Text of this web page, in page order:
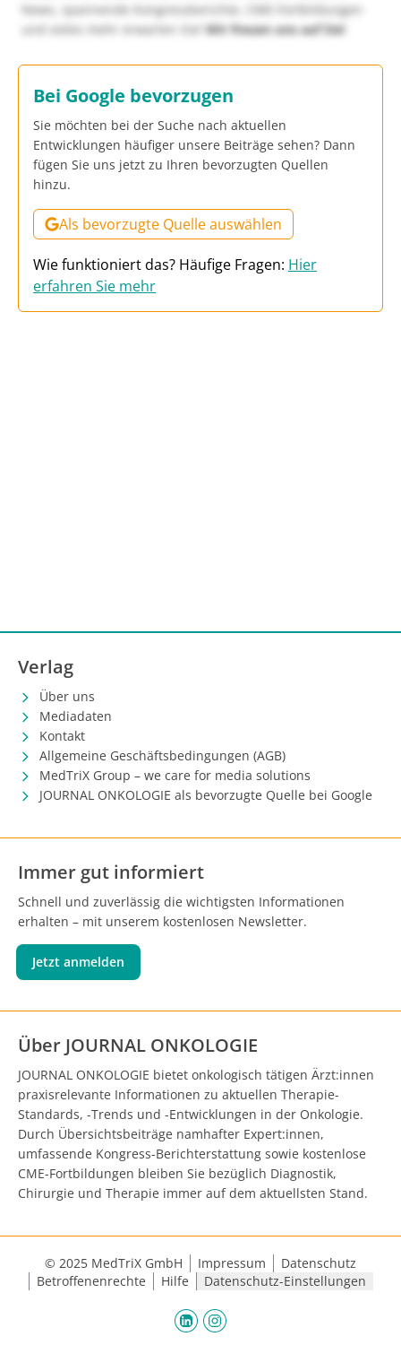
News, spannende Kongressberichte, CME-Fortbildungen
und vieles mehr erwarten Sie!Wir freuen uns auf Sie!
Bei Google bevorzugen
Sie möchten bei der Suche nach aktuellen
Entwicklungen häufiger unsere Beiträge sehen? Dann
fügen Sie uns jetzt zu Ihren bevorzugten Quellen
hinzu.
Als bevorzugte Quelle auswählen
Wie funktioniert das? Häufige Fragen: Hier
erfahren Sie mehr
Verlag
Über uns
Mediadaten
Kontakt
Allgemeine Geschäftsbedingungen (AGB)
MedTriX Group – we care for media solutions
JOURNAL ONKOLOGIE als bevorzugte Quelle bei Google
Immer gut informiert
Schnell und zuverlässig die wichtigsten Informationen
erhalten – mit unserem kostenlosen Newsletter.
Jetzt anmelden
Über JOURNAL ONKOLOGIE
JOURNAL ONKOLOGIE bietet onkologisch tätigen Ärzt:innen
praxisrelevante Informationen zu aktuellen Therapie-
Standards, -Trends und -Entwicklungen in der Onkologie.
Durch Übersichtsbeiträge namhafter Expert:innen,
umfassende Kongress-Berichterstattung sowie kostenlose
CME-Fortbildungen bleiben Sie bezüglich Diagnostik,
Chirurgie und Therapie immer auf dem aktuellsten Stand.
© 2025 MedTriX GmbH Impressum
Datenschutz
Betroffenenrechte
Hilfe Datenschutz-Einstellungen